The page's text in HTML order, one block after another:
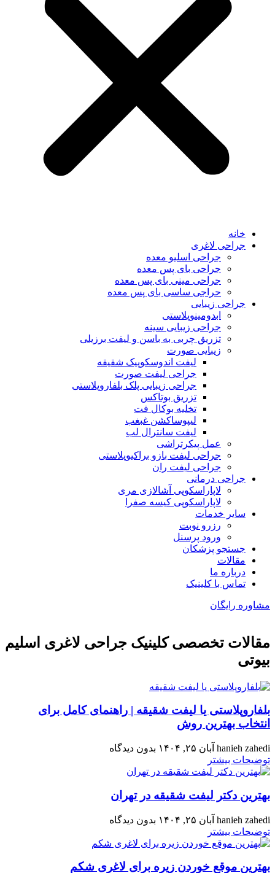
خانه
جراحی لاغری
جراحی اسلیو معده
جراحی بای پس معده
جراحی مینی بای پس معده
حراجی ساسی بای پس معده
جراحی زیبایی
ابدومینوپلاستی
جراحی زیبایی سینه
تزریق چربی به باسن و لیفت برزیلی
زیبایی صورت
لیفت اندوسکوپیک شقیقه
جراحی لیفت صورت
جراحی زیبایی پلک بلفاروپلاستی
تزریق بوتاکس
تخلیه بوکال فت
لیپوساکشن غبغب
لیفت سانترال لب
عمل پیکرتراشی
جراحی لیفت بازو براکیوپلاستی
جراحی لیفت ران
جراحی درمانی
لاپاراسکوپی آشالازی مری
لاپاراسکوپی کیسه صفرا
سایر خدمات
رزرو نوبت
ورود پرسنل
جستجو پزشکان
مقالات
درباره ما
تماس با کلینیک
مشاوره رایگان
مقالات تخصصی کلینیک جراحی لاغری اسلیم
بیوتی
بلفاروپلاستی یا لیفت شقیقه | راهنمای کامل برای
انتخاب بهترین روش
hanieh zahedi آبان ۲۵, ۱۴۰۴
بدون دیدگاه
توضیحات بیشتر
بهترین دکتر لیفت شقیقه در تهران
hanieh zahedi آبان ۲۵, ۱۴۰۴
بدون دیدگاه
توضیحات بیشتر
بهترین موقع خوردن زیره برای لاغری شکم